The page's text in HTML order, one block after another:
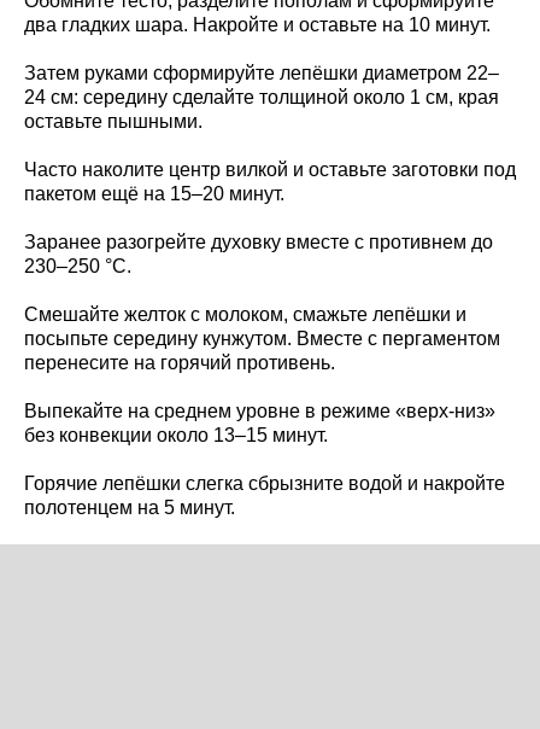
два гладких шара. Накройте и оставьте на 10 минут.
Затем руками сформируйте лепёшки диаметром 22–
24 см: середину сделайте толщиной около 1 см, края
оставьте пышными.
Часто наколите центр вилкой и оставьте заготовки под
пакетом ещё на 15–20 минут.
Заранее разогрейте духовку вместе с противнем до
230–250 °C.
Смешайте желток с молоком, смажьте лепёшки и
посыпьте середину кунжутом. Вместе с пергаментом
перенесите на горячий противень.
Выпекайте на среднем уровне в режиме «верх-низ»
без конвекции около 13–15 минут.
Горячие лепёшки слегка сбрызните водой и накройте
полотенцем на 5 минут.